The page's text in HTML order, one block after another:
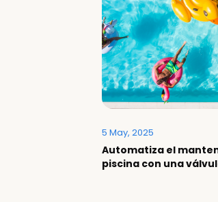
5 May, 2025
Automatiza el
piscina con una